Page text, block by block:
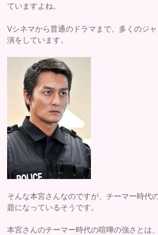
ていますよね。
Vシネマから普通のドラマまで、多くのジ
演をしています。
そんな本宮さんなのですが、チーマー時代
題になっているそうです。
本宮さんのチーマー時代の喧嘩の強さとは